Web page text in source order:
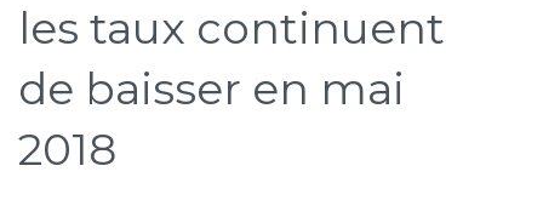
les taux continuent
de baisser en mai
2018